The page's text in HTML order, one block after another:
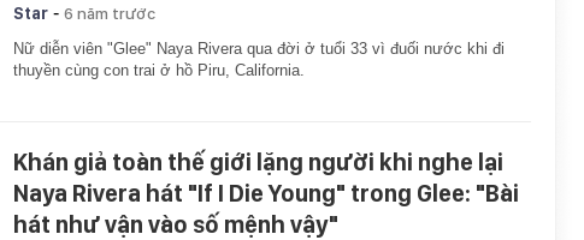
Star - 6 năm trước
Nữ diễn viên "Glee" Naya Rivera qua đời ở tuổi 33 vì đuối nước khi đi
thuyền cùng con trai ở hồ Piru, California.
Khán giả toàn thế giới lặng người khi nghe lại
Naya Rivera hát "If I Die Young" trong Glee: "Bài
hát như vận vào số mệnh vậy"